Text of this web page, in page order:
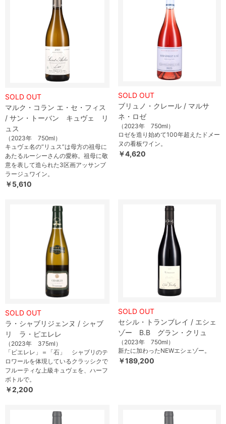
SOLD OUT
マルク・コラン エ・セ・フィス
/ サン・トーバン キュヴェ リ
ュス
（2023年 750ml）
キュヴェ名の“リュス”は母方の祖母に
あたるルーシーさんの愛称。祖母に敬
意を表して造られた3区画アッサンブ
ラージュワイン。
￥5,610
SOLD OUT
ブリュノ・クレール / マルサ
ネ・ロゼ
（2023年 750ml）
ロゼを造り始めて100年超えたドメー
ヌの看板ワイン。
￥4,620
SOLD OUT
ラ・シャブリジェンヌ / シャブ
リ ラ・ピエレレ
（2023年 375ml）
「ピエレレ」＝「石」 シャブリのテ
ロワールを体現しているクラッシクで
フルーティな上級キュヴェを、ハーフ
ボトルで。
￥2,200
SOLD OUT
セシル・トランブレイ / エシェ
ゾー B.B グラン・クリュ
（2023年 750ml）
新たに加わったNEWエシェゾー。
￥189,200